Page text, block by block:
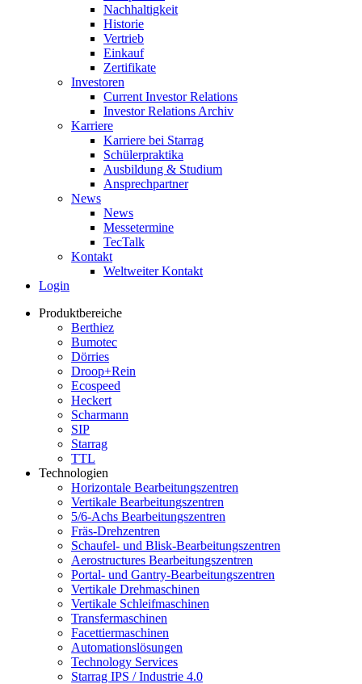
Nachhaltigkeit
Historie
Vertrieb
Einkauf
Zertifikate
Investoren
Current Investor Relations
Investor Relations Archiv
Karriere
Karriere bei Starrag
Schülerpraktika
Ausbildung & Studium
Ansprechpartner
News
News
Messetermine
TecTalk
Kontakt
Weltweiter Kontakt
Login
Produktbereiche
Berthiez
Bumotec
Dörries
Droop+Rein
Ecospeed
Heckert
Scharmann
SIP
Starrag
TTL
Technologien
Horizontale Bearbeitungszentren
Vertikale Bearbeitungszentren
5/6-Achs Bearbeitungszentren
Fräs-Drehzentren
Schaufel- und Blisk-Bearbeitungszentren
Aerostructures Bearbeitungszentren
Portal- und Gantry-Bearbeitungszentren
Vertikale Drehmaschinen
Vertikale Schleifmaschinen
Transfermaschinen
Facettiermaschinen
Automationslösungen
Technology Services
Starrag IPS / Industrie 4.0